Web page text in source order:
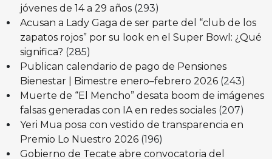
jóvenes de 14 a 29 años (293)
Acusan a Lady Gaga de ser parte del “club de los
zapatos rojos” por su look en el Super Bowl: ¿Qué
significa? (285)
Publican calendario de pago de Pensiones
Bienestar | Bimestre enero–febrero 2026 (243)
Muerte de “El Mencho” desata boom de imágenes
falsas generadas con IA en redes sociales (207)
Yeri Mua posa con vestido de transparencia en
Premio Lo Nuestro 2026 (196)
Gobierno de Tecate abre convocatoria del